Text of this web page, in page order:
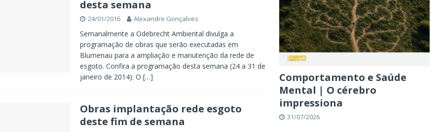
de cargo após denúncias de assédio e importunação sexual
POLÍTICA
desta semana
24/01/2016 Alexandre Gonçalves
Semanalmente a Odebrecht Ambiental divulga a
programação de obras que serão executadas em
Blumenau para a ampliação e manutenção da rede de
esgoto. Confira a programação desta semana (24 a 31 de
janeiro de 2014): O […]
Obras implantação rede esgoto
deste fim de semana
Comportamento e Saúde
Mental | O cérebro
impressiona
31/07/2026